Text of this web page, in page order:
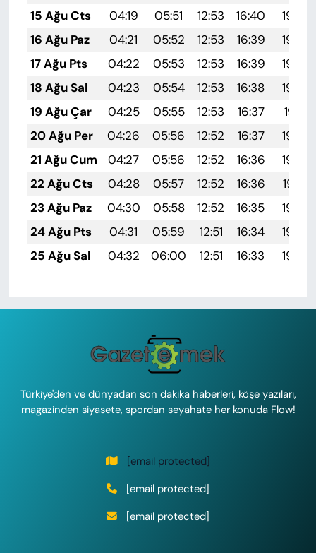
15 Ağu Cts
04:19 05:51 12:53 16:40
19:46
16 Ağu Paz
04:21 05:52 12:53 16:39
19:45
17 Ağu Pts
04:22 05:53 12:53 16:39
19:43
18 Ağu Sal
04:23 05:54 12:53 16:38
19:42
19 Ağu Çar
04:25 05:55 12:53 16:37
19:41
20 Ağu Per
04:26 05:56 12:52 16:37
19:39
21 Ağu Cum
04:27 05:56 12:52 16:36
19:38
22 Ağu Cts
04:28 05:57 12:52 16:36
19:37
23 Ağu Paz
04:30 05:58 12:52 16:35
19:35
24 Ağu Pts
04:31 05:59 12:51 16:34
19:34
25 Ağu Sal
04:32 06:00 12:51 16:33 19:32
Türkiye'den ve dünyadan son dakika haberleri, köşe yazıları,
magazinden siyasete, spordan seyahate her konuda Flow!
[email protected]
[email protected]
[email protected]